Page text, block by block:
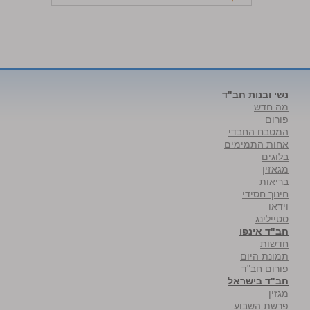
נשי ובנות חב"ד
מה חדש
פורום
המטבח החבדי
אחות התמימים
בלוגים
מגאזין
בריאות
חינוך חסידי
וידאו
סטיילינג
חב"ד אינפו
חדשות
תמונת היום
פורום חב"ד
חב"ד בישראל
מגזין
פרשת השבוע